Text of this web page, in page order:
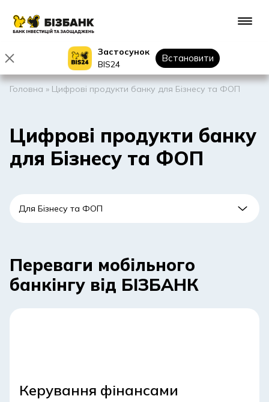
Застосунок
BIS24
Встановити
Головна » Цифрові продукти банку для Бізнесу та ФОП
Цифрові продукти банку
для Бізнесу та ФОП
Переваги мобільного
банкінгу від БІЗБАНК
Керування фінансами